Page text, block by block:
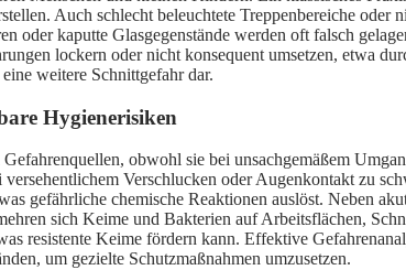
Auch schlecht beleuchtete Treppenbereiche
oder kaputte Glasgegenstände werden oft falsch
lockern oder nicht konsequent umsetzen, etwa
weitere Schnittgefahr dar.
Hygienerisiken
obwohl sie bei unsachgemäßem
Verschlucken oder Augenkontakt zu
gefährliche chemische Reaktionen auslöst. Neben
sich Keime und Bakterien auf Arbeitsflächen,
resistente Keime fördern kann. Effektive
um gezielte Schutzmaßnahmen umzusetzen.